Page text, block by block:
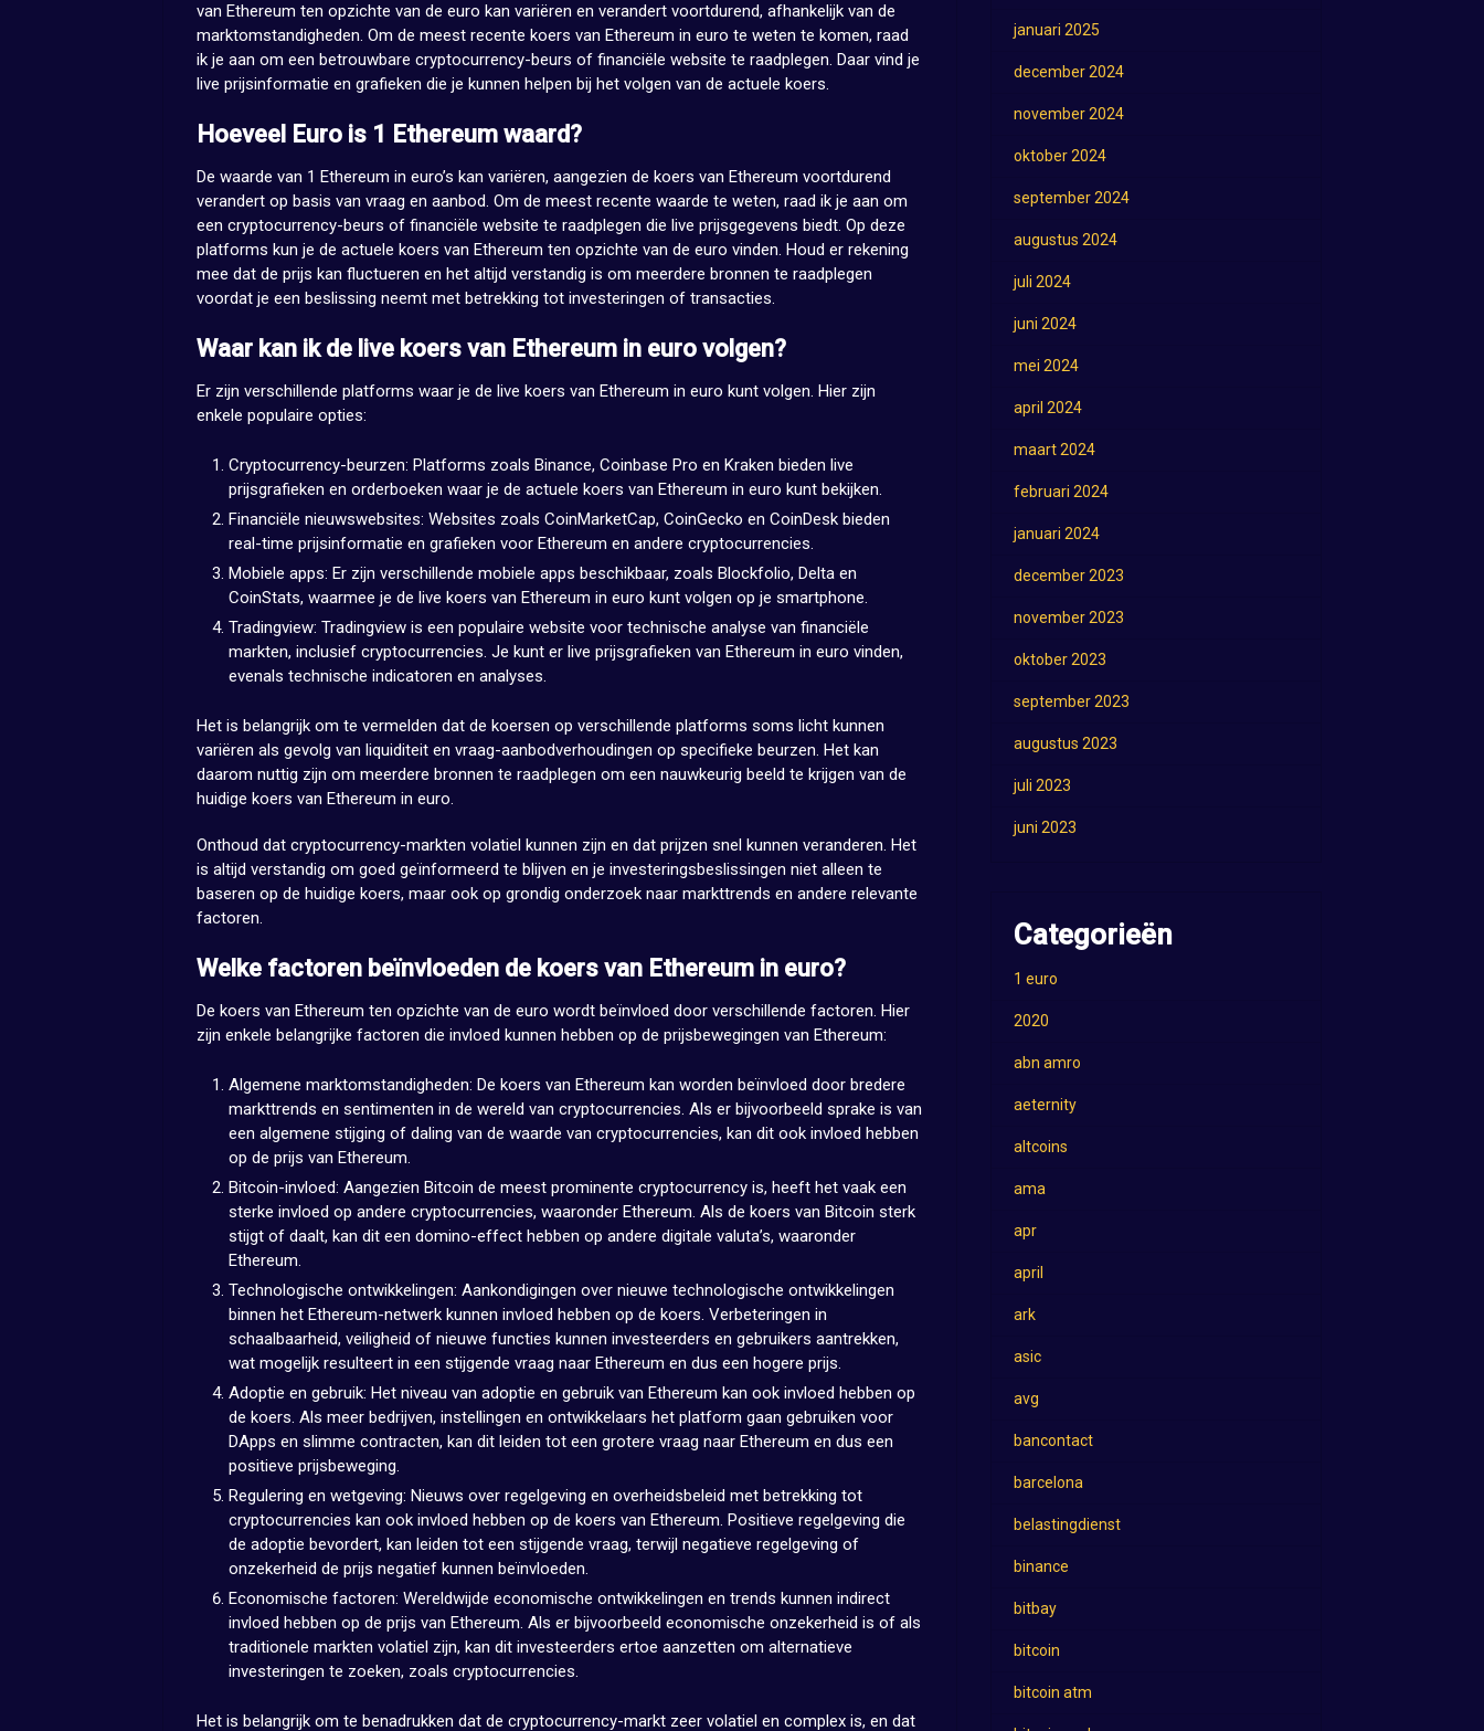
van Ethereum ten opzichte van de euro kan variëren en verandert voortdurend, afhankelijk van de
marktomstandigheden. Om de meest recente koers van Ethereum in euro te weten te komen, raad
ik je aan om een betrouwbare cryptocurrency-beurs of financiële website te raadplegen. Daar vind je
live prijsinformatie en grafieken die je kunnen helpen bij het volgen van de actuele koers.
Hoeveel Euro is 1 Ethereum waard?
De waarde van 1 Ethereum in euro’s kan variëren, aangezien de koers van Ethereum voortdurend
verandert op basis van vraag en aanbod. Om de meest recente waarde te weten, raad ik je aan om
een cryptocurrency-beurs of financiële website te raadplegen die live prijsgegevens biedt. Op deze
platforms kun je de actuele koers van Ethereum ten opzichte van de euro vinden. Houd er rekening
mee dat de prijs kan fluctueren en het altijd verstandig is om meerdere bronnen te raadplegen
voordat je een beslissing neemt met betrekking tot investeringen of transacties.
Waar kan ik de live koers van Ethereum in euro volgen?
Er zijn verschillende platforms waar je de live koers van Ethereum in euro kunt volgen. Hier zijn
enkele populaire opties:
Cryptocurrency-beurzen: Platforms zoals Binance, Coinbase Pro en Kraken bieden live
prijsgrafieken en orderboeken waar je de actuele koers van Ethereum in euro kunt bekijken.
Financiële nieuwswebsites: Websites zoals CoinMarketCap, CoinGecko en CoinDesk bieden
real-time prijsinformatie en grafieken voor Ethereum en andere cryptocurrencies.
Mobiele apps: Er zijn verschillende mobiele apps beschikbaar, zoals Blockfolio, Delta en
CoinStats, waarmee je de live koers van Ethereum in euro kunt volgen op je smartphone.
Tradingview: Tradingview is een populaire website voor technische analyse van financiële
markten, inclusief cryptocurrencies. Je kunt er live prijsgrafieken van Ethereum in euro vinden,
evenals technische indicatoren en analyses.
Het is belangrijk om te vermelden dat de koersen op verschillende platforms soms licht kunnen
variëren als gevolg van liquiditeit en vraag-aanbodverhoudingen op specifieke beurzen. Het kan
daarom nuttig zijn om meerdere bronnen te raadplegen om een nauwkeurig beeld te krijgen van de
huidige koers van Ethereum in euro.
Onthoud dat cryptocurrency-markten volatiel kunnen zijn en dat prijzen snel kunnen veranderen. Het
is altijd verstandig om goed geïnformeerd te blijven en je investeringsbeslissingen niet alleen te
baseren op de huidige koers, maar ook op grondig onderzoek naar markttrends en andere relevante
factoren.
Welke factoren beïnvloeden de koers van Ethereum in euro?
De koers van Ethereum ten opzichte van de euro wordt beïnvloed door verschillende factoren. Hier
zijn enkele belangrijke factoren die invloed kunnen hebben op de prijsbewegingen van Ethereum:
Algemene marktomstandigheden: De koers van Ethereum kan worden beïnvloed door bredere
markttrends en sentimenten in de wereld van cryptocurrencies. Als er bijvoorbeeld sprake is van
een algemene stijging of daling van de waarde van cryptocurrencies, kan dit ook invloed hebben
op de prijs van Ethereum.
Bitcoin-invloed: Aangezien Bitcoin de meest prominente cryptocurrency is, heeft het vaak een
sterke invloed op andere cryptocurrencies, waaronder Ethereum. Als de koers van Bitcoin sterk
stijgt of daalt, kan dit een domino-effect hebben op andere digitale valuta’s, waaronder
Ethereum.
Technologische ontwikkelingen: Aankondigingen over nieuwe technologische ontwikkelingen
binnen het Ethereum-netwerk kunnen invloed hebben op de koers. Verbeteringen in
schaalbaarheid, veiligheid of nieuwe functies kunnen investeerders en gebruikers aantrekken,
wat mogelijk resulteert in een stijgende vraag naar Ethereum en dus een hogere prijs.
Adoptie en gebruik: Het niveau van adoptie en gebruik van Ethereum kan ook invloed hebben op
de koers. Als meer bedrijven, instellingen en ontwikkelaars het platform gaan gebruiken voor
DApps en slimme contracten, kan dit leiden tot een grotere vraag naar Ethereum en dus een
positieve prijsbeweging.
Regulering en wetgeving: Nieuws over regelgeving en overheidsbeleid met betrekking tot
cryptocurrencies kan ook invloed hebben op de koers van Ethereum. Positieve regelgeving die
de adoptie bevordert, kan leiden tot een stijgende vraag, terwijl negatieve regelgeving of
onzekerheid de prijs negatief kunnen beïnvloeden.
Economische factoren: Wereldwijde economische ontwikkelingen en trends kunnen indirect
invloed hebben op de prijs van Ethereum. Als er bijvoorbeeld economische onzekerheid is of als
traditionele markten volatiel zijn, kan dit investeerders ertoe aanzetten om alternatieve
investeringen te zoeken, zoals cryptocurrencies.
Het is belangrijk om te benadrukken dat de cryptocurrency-markt zeer volatiel en complex is, en dat
januari 2025
december 2024
november 2024
oktober 2024
september 2024
augustus 2024
juli 2024
juni 2024
mei 2024
april 2024
maart 2024
februari 2024
januari 2024
december 2023
november 2023
oktober 2023
september 2023
augustus 2023
juli 2023
juni 2023
Categorieën
1 euro
2020
abn amro
aeternity
altcoins
ama
apr
april
ark
asic
avg
bancontact
barcelona
belastingdienst
binance
bitbay
bitcoin
bitcoin atm